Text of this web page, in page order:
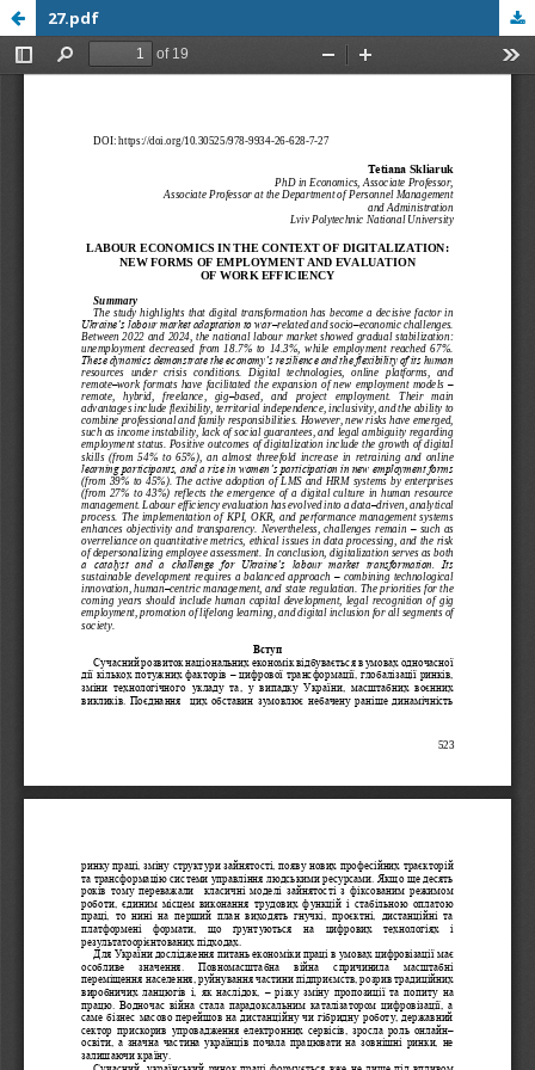
27.pdf